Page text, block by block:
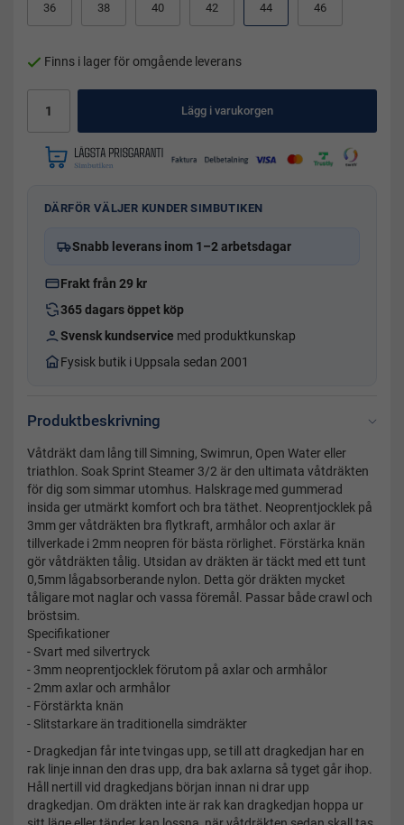
36 38 40 42 44 46
Finns i lager för omgående leverans
Lägg i varukorgen
DÄRFÖR VÄLJER KUNDER SIMBUTIKEN
Snabb leverans inom 1–2 arbetsdagar
Frakt från 29 kr
365 dagars öppet köp
Svensk kundservice med produktkunskap
Fysisk butik i Uppsala sedan 2001
Produktbeskrivning
Våtdräkt dam lång till Simning, Swimrun, Open Water eller
triathlon. Soak Sprint Steamer 3/2 är den ultimata våtdräkten
för dig som simmar utomhus. Halskrage med gummerad
insida ger utmärkt komfort och bra täthet. Neoprentjocklek på
3mm ger våtdräkten bra flytkraft, armhålor och axlar är
tillverkade i 2mm neopren för bästa rörlighet. Förstärka knän
gör våtdräkten tålig. Utsidan av dräkten är täckt med ett tunt
0,5mm lågabsorberande nylon. Detta gör dräkten mycket
tåligare mot naglar och vassa föremål. Passar både crawl och
bröstsim.
Specifikationer
- Svart med silvertryck
- 3mm neoprentjocklek förutom på axlar och armhålor
- 2mm axlar och armhålor
- Förstärkta knän
- Slitstarkare än traditionella simdräkter
- Dragkedjan får inte tvingas upp, se till att dragkedjan har en
rak linje innan den dras upp, dra bak axlarna så tyget går ihop.
Håll nertill vid dragkedjans början innan ni drar upp
dragkedjan. Om dräkten inte är rak kan dragkedjan hoppa ur